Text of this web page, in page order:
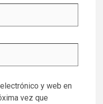
y web en
vez que